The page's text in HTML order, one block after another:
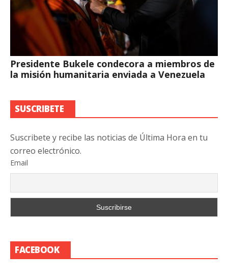
Presidente Bukele condecora a miembros de
la misión humanitaria enviada a Venezuela
SUSCRIBETE
Suscribete y recibe las noticias de Última Hora en tu
correo electrónico.
Email
FACEBOOK